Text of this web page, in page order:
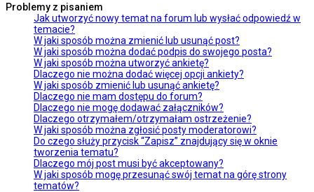
Problemy z pisaniem
Jak utworzyć nowy temat na forum lub wysłać odpowiedź w
temacie?
W jaki sposób można zmienić lub usunąć post?
W jaki sposób można dodać podpis do swojego posta?
W jaki sposób można utworzyć ankietę?
Dlaczego nie można dodać więcej opcji ankiety?
W jaki sposób zmienić lub usunąć ankietę?
Dlaczego nie mam dostępu do forum?
Dlaczego nie mogę dodawać załączników?
Dlaczego otrzymałem/otrzymałam ostrzeżenie?
W jaki sposób można zgłosić posty moderatorowi?
Do czego służy przycisk “Zapisz” znajdujący się w oknie
tworzenia tematu?
Dlaczego mój post musi być akceptowany?
W jaki sposób mogę przesunąć swój temat na górę strony
tematów?